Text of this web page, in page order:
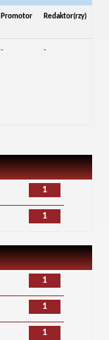
Promotor Redaktor(rzy)
- -
1
1
1
1
1